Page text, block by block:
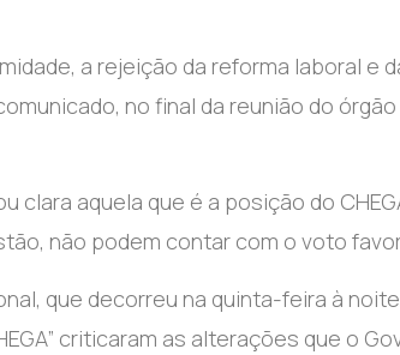
a rejeição da reforma laboral e
no final da reunião do
clara aquela que é a posição do
não podem contar com o voto
que decorreu na quinta-feira à
criticaram as alterações que o